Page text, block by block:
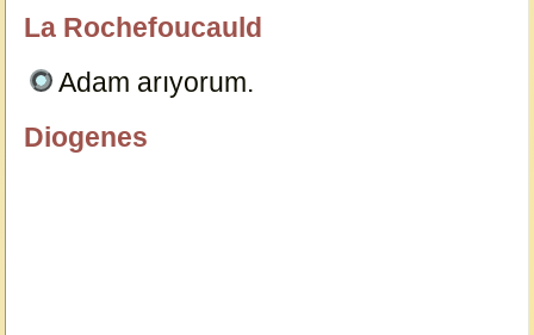
La Rochefoucauld
Adam arıyorum.
Diogenes